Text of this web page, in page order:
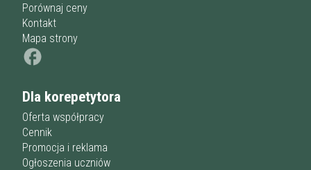
Porównaj ceny
Kontakt
Mapa strony
Dla korepetytora
Oferta współpracy
Cennik
Promocja i reklama
Ogłoszenia uczniów